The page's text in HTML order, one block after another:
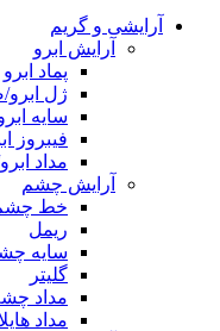
آرایشی و گریم
آرایش ابرو
پماد ابرو
ژل ابرو/
سایه
فیبروز
مداد
آرایش چشم
خط
ریمل
سایه
گلیتر
مداد
مداد